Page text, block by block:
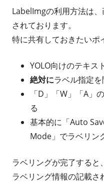
LabelImgの利用方法は
されております。
特に共有しておきたいポ
YOLO向けのテキス
絶対にラベル指定
「D」「W」「A」
る
基本的に「Auto
Mode」でラベリン
ラベリングが完了すると
ラベリング情報の記載さ